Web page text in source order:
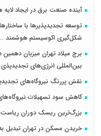
آینده صنعت برق در ایجاد
توسعه تجدیدپذیرها با
شکل‌گیری اکوسیستم هوشمند
برج میلاد تهران میزبان
بین‌المللی انرژی‌های
نقش پررنگ نیروگاه‌های
کاهش سود تسهیلات
بزرگ‌ترین ریسک دوران
خریدن مسکن در تهران تبدیل